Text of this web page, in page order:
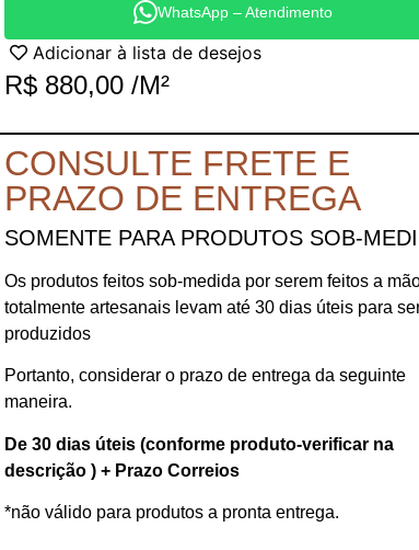
WhatsApp – Atendimento
Adicionar à lista de desejos
R$ 880,00 /M²
CONSULTE FRETE E
PRAZO DE ENTREGA
SOMENTE PARA PRODUTOS SOB-
Os produtos feitos sob-medida por serem feitos a
totalmente artesanais levam até 30 dias úteis para
produzidos
Portanto, considerar o prazo de entrega da seguinte
maneira.
De 30 dias úteis (conforme produto-verificar na
descrição ) + Prazo Correios
*não válido para produtos a pronta entrega.